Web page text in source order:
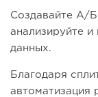
Создавайте А/Б
анализируйте
данных.
Благодаря
автоматизация